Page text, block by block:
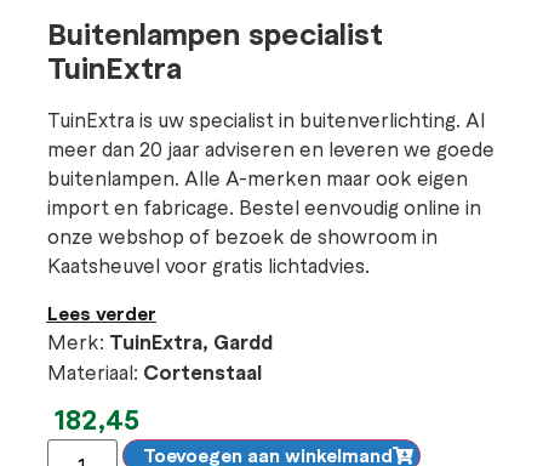
Buitenlampen specialist
TuinExtra
TuinExtra is uw specialist in buitenverlichting. Al
meer dan 20 jaar adviseren en leveren we goede
buitenlampen. Alle A-merken maar ook eigen
import en fabricage. Bestel eenvoudig online in
onze webshop of bezoek de showroom in
Kaatsheuvel voor gratis lichtadvies.
Lees verder
Merk: TuinExtra, Gardd
Materiaal: Cortenstaal
182,45
Toevoegen aan winkelmand